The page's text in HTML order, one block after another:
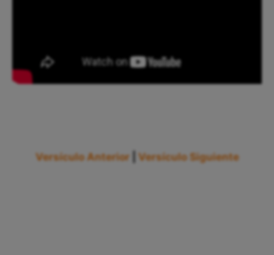
Versículo Anterior Versículo Siguiente